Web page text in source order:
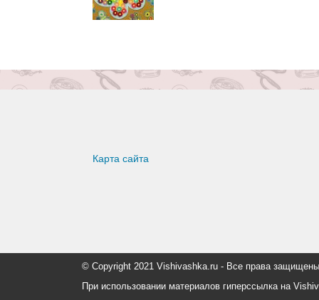
Карта сайта
© Copyright 2021 Vishivashka.ru - Все права
При использовании материалов гиперссылка на